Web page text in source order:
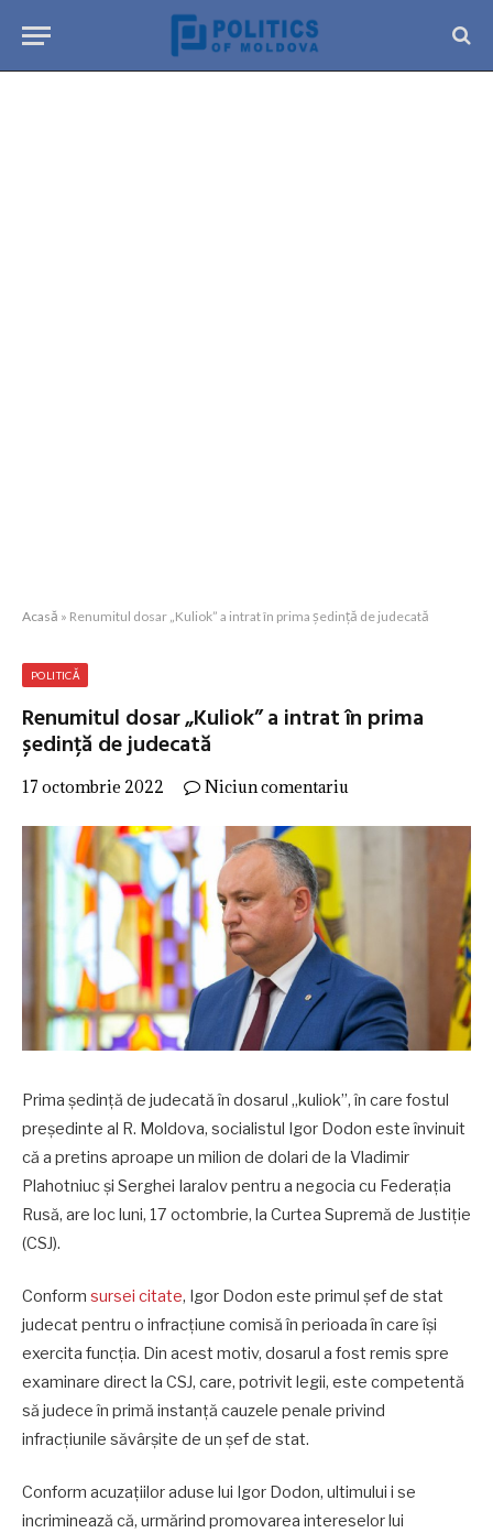
Acasă » Renumitul dosar „Kuliok” a intrat în prima ședință de judecată
POLITICĂ
Renumitul dosar „Kuliok” a intrat în prima
ședință de judecată
17 octombrie 2022 Niciun comentariu
Prima ședință de judecată în dosarul „kuliok”, în care fostul
președinte al R. Moldova, socialistul Igor Dodon este învinuit
că a pretins aproape un milion de dolari de la Vladimir
Plahotniuc și Serghei Iaralov pentru a negocia cu Federația
Rusă, are loc luni, 17 octombrie, la Curtea Supremă de Justiție
(CSJ).
Conform sursei citate, Igor Dodon este primul șef de stat
judecat pentru o infracțiune comisă în perioada în care își
exercita funcția. Din acest motiv, dosarul a fost remis spre
examinare direct la CSJ, care, potrivit legii, este competentă
să judece în primă instanță cauzele penale privind
infracțiunile săvârșite de un șef de stat.
Conform acuzațiilor aduse lui Igor Dodon, ultimului i se
incriminează că, urmărind promovarea intereselor lui